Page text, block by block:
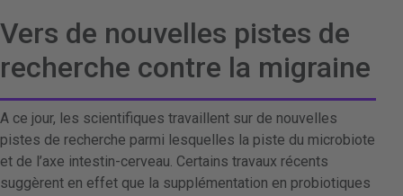
Vers de nouvelles pistes de
recherche contre la migraine
A ce jour, les scientifiques travaillent sur de nouvelles
pistes de recherche parmi lesquelles la piste du microbiote
et de l’axe intestin-cerveau. Certains travaux récents
suggèrent en effet que la supplémentation en probiotiques